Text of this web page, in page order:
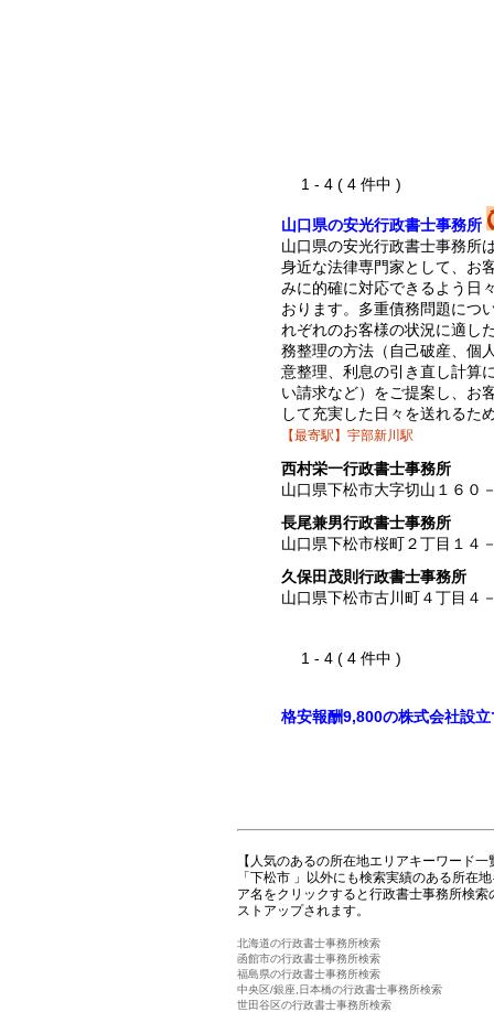
1 - 4 ( 4 件中 )
山口県の安光行政書士事務所
山口県の安光行政書士事務所
身近な法律専門家として、お
みに的確に対応できるよう日
おります。多重債務問題につ
れぞれのお客様の状況に適し
務整理の方法（自己破産、個
意整理、利息の引き直し計算
い請求など）をご提案し、お
して充実した日々を送れるた
【最寄駅】宇部新川駅
西村栄一行政書士事務所
山口県下松市大字切山１６０
長尾兼男行政書士事務所
山口県下松市桜町２丁目１４
久保田茂則行政書士事務所
山口県下松市古川町４丁目４
1 - 4 ( 4 件中 )
格安報酬9,800の株式会社設
【人気のあるの所在地エリアキーワード一
「下松市 」以外にも検索実績のある所在
ア名をクリックすると行政書士事務所検
ストアップされます。
北海道の行政書士事務所検索
函館市の行政書士事務所検索
福島県の行政書士事務所検索
中央区/銀座,日本橋の行政書士事務所検索
世田谷区の行政書士事務所検索